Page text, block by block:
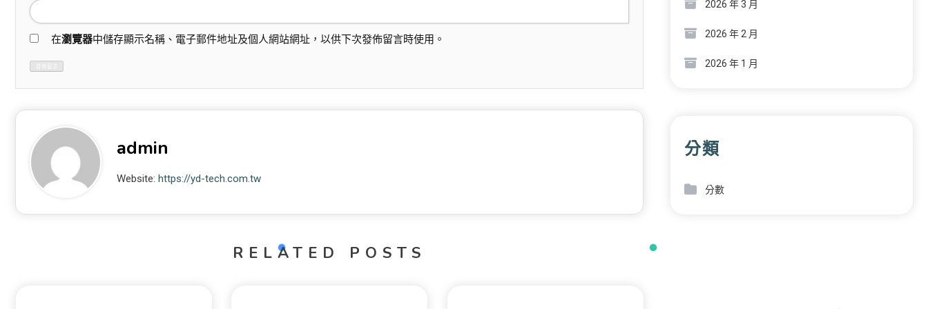
在瀏覽器中儲存顯示名稱、電子郵件地址及個人網站網址，以供下次發佈留言時使用。
admin
Website: https://yd-tech.com.tw
RELATED POSTS
2026 年 3 月
2026 年 2 月
2026 年 1 月
分類
分數